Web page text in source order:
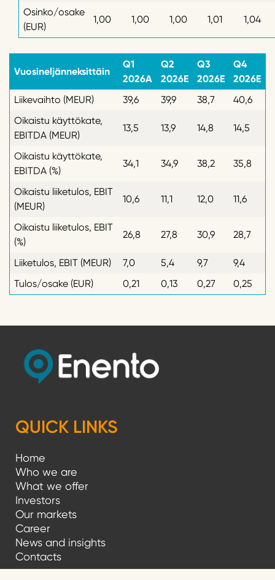
Osinko/osake
(EUR)
1,00 1,00 1,00 1,01 1,04
Vuosineljänneksittäin
Q1
2026A
Q2
2026E
Q3
2026E
Q4
2026E
Liikevaihto (MEUR)
39,6 39,9 38,7
40,6
Oikaistu käyttökate,
EBITDA (MEUR)
13,5 13,9 14,8 14,5
Oikaistu käyttökate,
EBITDA (%)
34,1 34,9 38,2 35,8
Oikaistu liiketulos, EBIT
(MEUR)
10,6 11,1 12,0 11,6
Oikaistu liiketulos, EBIT
(%)
26,8 27,8 30,9 28,7
Liiketulos, EBIT (MEUR) 7,0 5,4 9,7
9,4
Tulos/osake (EUR)
0,21 0,13 0,27 0,25
QUICK LINKS
Home
Who we are
What we offer
Investors
Our markets
Career
News and insights
Contacts